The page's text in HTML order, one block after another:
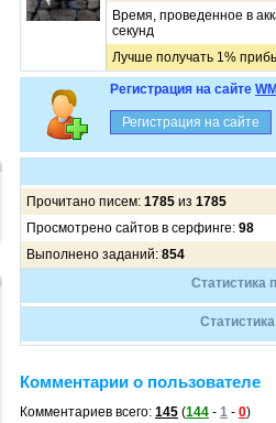
Время, проведенное в
секунд
Лучше получать 1%
Регистрация на сайте
Прочитано писем: 1785 из 1785
Просмотрено сайтов в серфинге: 98
Выполнено заданий: 854
Статистика
Комментарии о пользователе
Комментариев всего: 145 (144 - 1 - 0)